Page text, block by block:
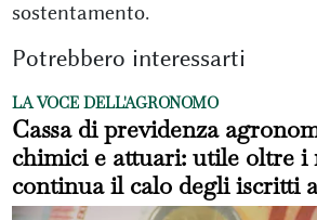
sostentamento.
Potrebbero interessarti
LA VOCE DELL'AGRONOMO
Cassa di previdenza
chimici e attuari: utile oltre i
continua il calo degli iscritti